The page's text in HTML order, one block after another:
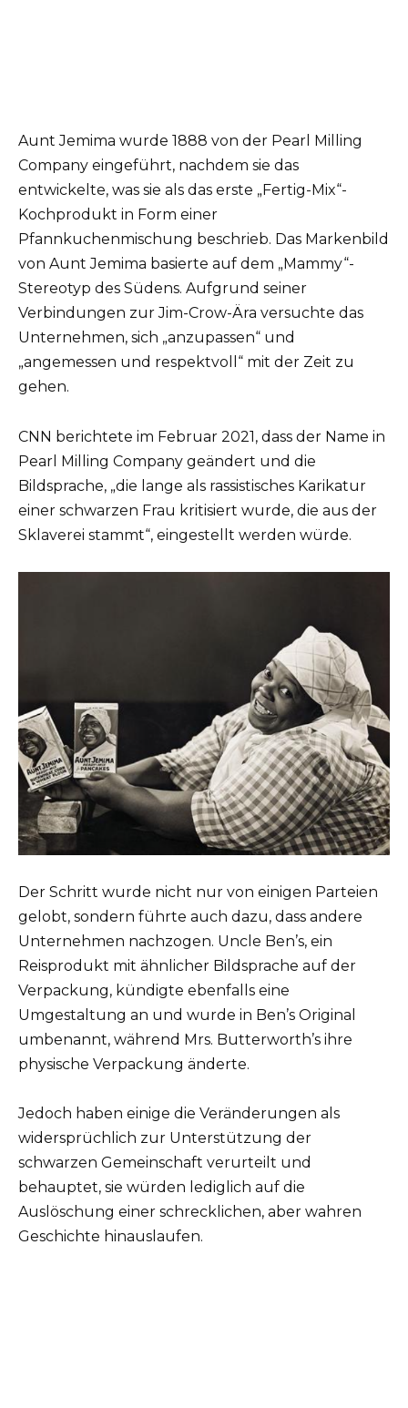
Aunt Jemima wurde 1888 von der Pearl Milling
Company eingeführt, nachdem sie das
entwickelte, was sie als das erste „Fertig-Mix“-
Kochprodukt in Form einer
Pfannkuchenmischung beschrieb. Das Markenbild
von Aunt Jemima basierte auf dem „Mammy“-
Stereotyp des Südens. Aufgrund seiner
Verbindungen zur Jim-Crow-Ära versuchte das
Unternehmen, sich „anzupassen“ und
„angemessen und respektvoll“ mit der Zeit zu
gehen.
CNN berichtete im Februar 2021, dass der Name in
Pearl Milling Company geändert und die
Bildsprache, „die lange als rassistisches Karikatur
einer schwarzen Frau kritisiert wurde, die aus der
Sklaverei stammt“, eingestellt werden würde.
Der Schritt wurde nicht nur von einigen Parteien
gelobt, sondern führte auch dazu, dass andere
Unternehmen nachzogen. Uncle Ben’s, ein
Reisprodukt mit ähnlicher Bildsprache auf der
Verpackung, kündigte ebenfalls eine
Umgestaltung an und wurde in Ben’s Original
umbenannt, während Mrs. Butterworth’s ihre
physische Verpackung änderte.
Jedoch haben einige die Veränderungen als
widersprüchlich zur Unterstützung der
schwarzen Gemeinschaft verurteilt und
behauptet, sie würden lediglich auf die
Auslöschung einer schrecklichen, aber wahren
Geschichte hinauslaufen.